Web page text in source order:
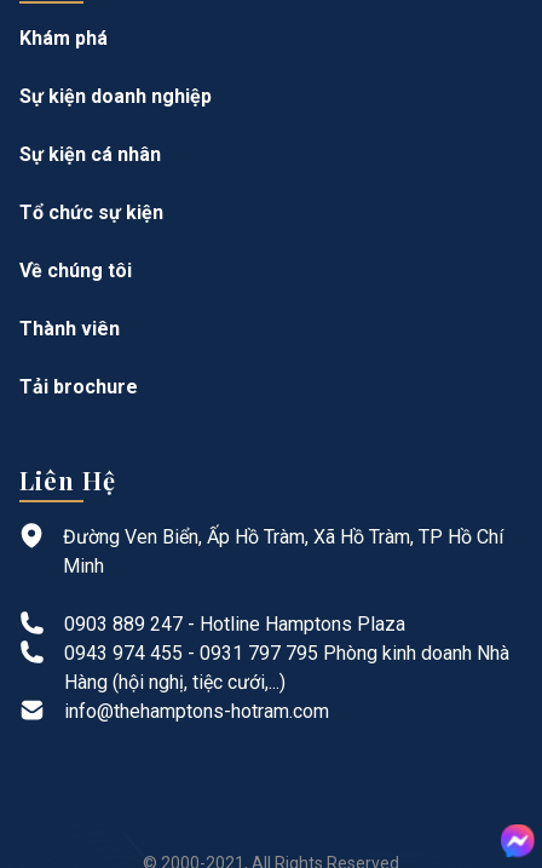
Khám phá
Sự kiện doanh nghiệp
Sự kiện cá nhân
Tổ chức sự kiện
Về chúng tôi
Thành viên
Tải brochure
Liên Hệ
Đường Ven Biển, Ấp Hồ Tràm, Xã Hồ Tràm, TP Hồ Chí
Minh
0903 889 247 - Hotline Hamptons Plaza
0943 974 455 - 0931 797 795 Phòng kinh doanh Nhà
Hàng (hội nghị, tiệc cưới,...)
info@thehamptons-hotram.com
© 2000-2021, All Rights Reserved